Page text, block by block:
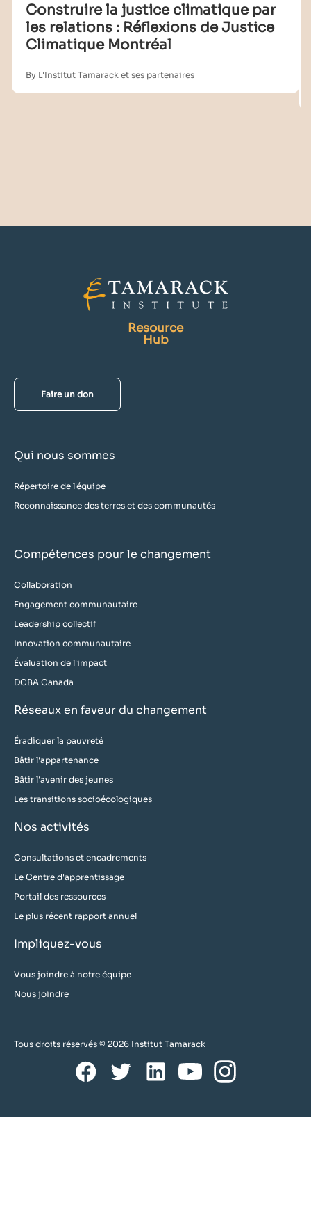
Construire la justice climatique par
les relations : Réflexions de Justice
Climatique Montréal
By L'Institut Tamarack et ses partenaires
Resource
Hub
Faire un don
Qui nous sommes
Répertoire de l'équipe
Reconnaissance des terres et des communautés
Compétences pour le changement
Collaboration
Engagement communautaire
Leadership collectif
Innovation communautaire
Évaluation de l'impact
DCBA Canada
Réseaux en faveur du changement
Éradiquer la pauvreté
Bâtir l'appartenance
Bâtir l'avenir des jeunes
Les transitions socioécologiques
Nos activités
Consultations et encadrements
Le Centre d'apprentissage
Portail des ressources
Le plus récent rapport annuel
Impliquez-vous
Vous joindre à notre équipe
Nous joindre
Tous droits réservés © 2026 Institut Tamarack